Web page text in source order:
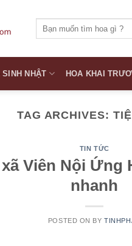
kiếm:
SINH NHẬT HOA KHAI
TAG ARCHIVES:
TIN TỨC
Viên Nội Ứng
nhanh
POSTED ON BY